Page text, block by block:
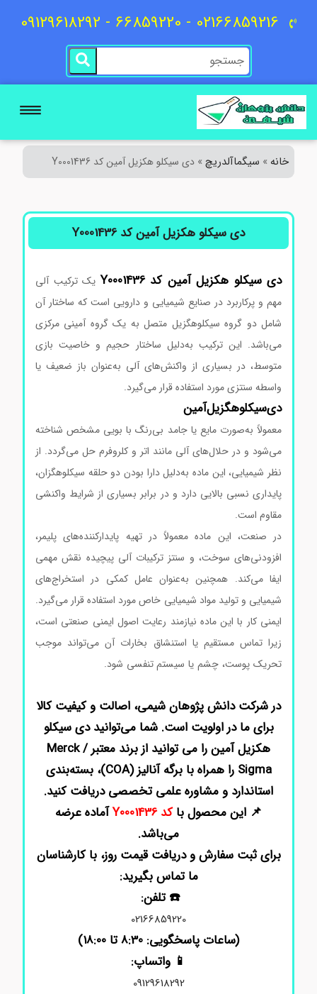
02166859216 - 66859220 - 09129618292
خانه»سیگماآلدریچ»دی سیکلو هکزیل آمین کد Y0001436
دی سیکلو هکزیل آمین کد Y0001436
دی سیکلو هکزیل آمین کد Y0001436
یک ترکیب آلی
مهم و پرکاربرد در صنایع شیمیایی و دارویی است که ساختار آن
شامل دو گروه سیکلوهگزیل متصل به یک گروه آمینی مرکزی
می‌باشد. این ترکیب به‌دلیل ساختار حجیم و خاصیت بازی
متوسط، در بسیاری از واکنش‌های آلی به‌عنوان باز ضعیف یا
واسطه سنتزی مورد استفاده قرار می‌گیرد.
دی‌سیکلوهگزیل‌آمین
معمولاً به‌صورت مایع یا جامد بی‌رنگ با بویی مشخص شناخته
می‌شود و در حلال‌های آلی مانند اتر و کلروفرم حل می‌گردد. از
نظر شیمیایی، این ماده به‌دلیل دارا بودن دو حلقه سیکلوهگزان،
پایداری نسبی بالایی دارد و در برابر بسیاری از شرایط واکنشی
مقاوم است.
در صنعت، این ماده معمولاً در تهیه پایدارکننده‌های پلیمر،
افزودنی‌های سوخت، و سنتز ترکیبات آلی پیچیده نقش مهمی
ایفا می‌کند. همچنین به‌عنوان عامل کمکی در استخراج‌های
شیمیایی و تولید مواد شیمیایی خاص مورد استفاده قرار می‌گیرد.
ایمنی کار با این ماده نیازمند رعایت اصول ایمنی صنعتی است،
زیرا تماس مستقیم یا استنشاق بخارات آن می‌تواند موجب
تحریک پوست، چشم یا سیستم تنفسی شود.قیمت دی سیکلو
در شرکت دانش پژوهان شیمی، اصالت و کیفیت کالا
برای ما در اولویت است. شما می‌توانیددی سیکلو
هکزیل آمین
را می توانید از برند معتبر Merck /
Sigma را همراه با برگه آنالیز (COA)، بسته‌بندی
استاندارد و مشاوره علمی تخصصی دریافت کنید.
📌 این محصول باکد Y0001436
آماده عرضه
می‌باشد.
برای ثبت سفارش و دریافت قیمت روز، با کارشناسان
ما تماس بگیرید:
☎️ تلفن:
02166859220
(ساعات پاسخگویی: 8:30 تا 18:00)
📱 واتساپ:
09129618292